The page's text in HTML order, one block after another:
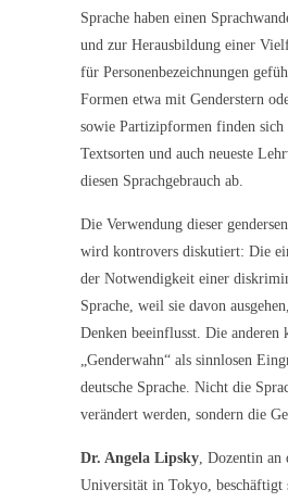
Sprache haben einen
und zur Herausbildung einer
für Personenbezeichnungen
Formen etwa mit Genderstern
sowie Partizipformen finden sich
Textsorten und auch neueste
diesen Sprachgebrauch ab.
Die Verwendung dieser
wird kontrovers diskutiert: Die
der Notwendigkeit einer
Sprache, weil sie davon
Denken beeinflusst. Die anderen
„Genderwahn“ als sinnlosen
deutsche Sprache. Nicht die
verändert werden, sondern die
Dr. Angela Lipsky, Dozentin an
Universität in Tokyo, beschäftigt